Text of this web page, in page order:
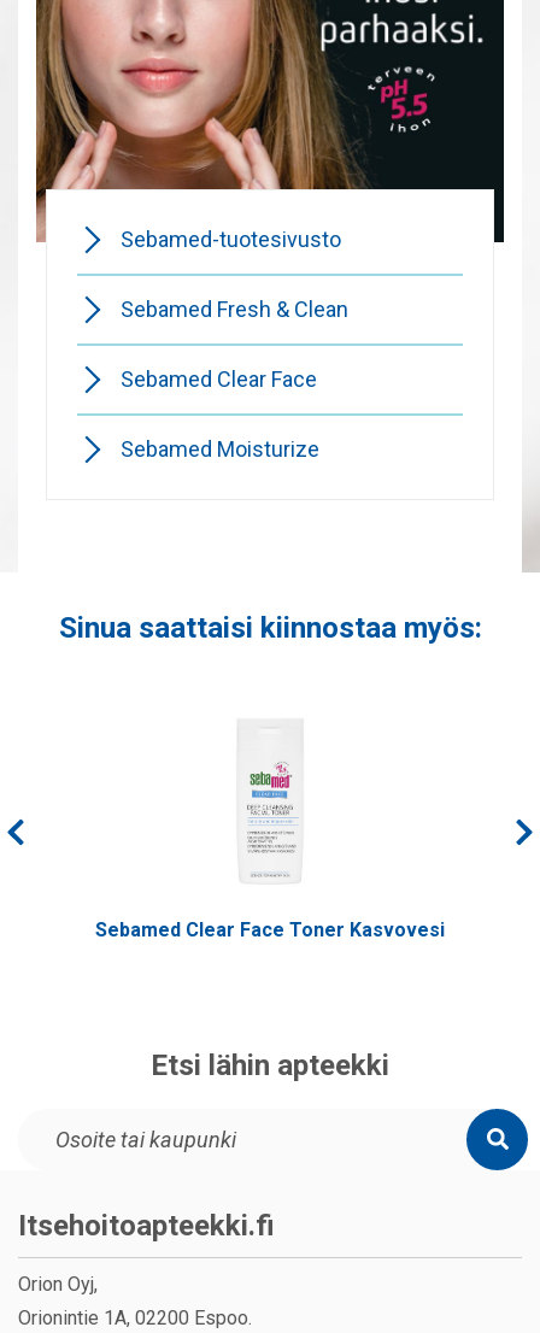
Sebamed-tuotesivusto
Sebamed Fresh & Clean
Sebamed Clear Face
Sebamed Moisturize
Sinua saattaisi kiinnostaa myös:
Sebamed Clear Face Toner Kasvovesi
Etsi lähin apteekki
Itsehoitoapteekki.fi
Orion Oyj,
Orionintie 1A, 02200 Espoo.